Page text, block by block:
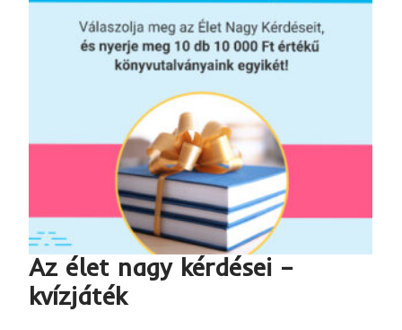
Az élet nagy kérdései –
kvízjáték